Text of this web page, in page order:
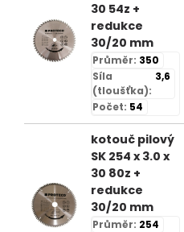
30 54z +
redukce
30/20 mm
Průměr: 350
Síla
(tloušťka):
3,6
Počet: 54
kotouč pilový
SK 254 x 3.0 x
30 80z +
redukce
30/20 mm
Průměr: 254